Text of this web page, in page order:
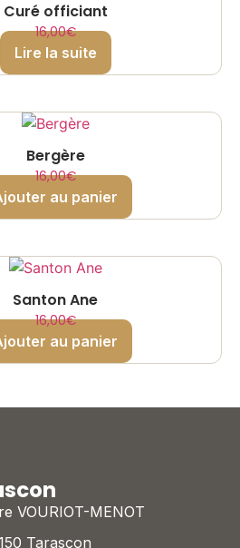
Curé officiant
16,00€
Lire la suite
Bergère
16,00€
au panier
Santon Ane
16,00€
au panier
VOURIOT-MENOT
Tarascon